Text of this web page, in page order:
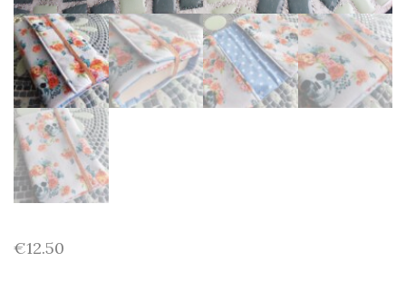
€12.50